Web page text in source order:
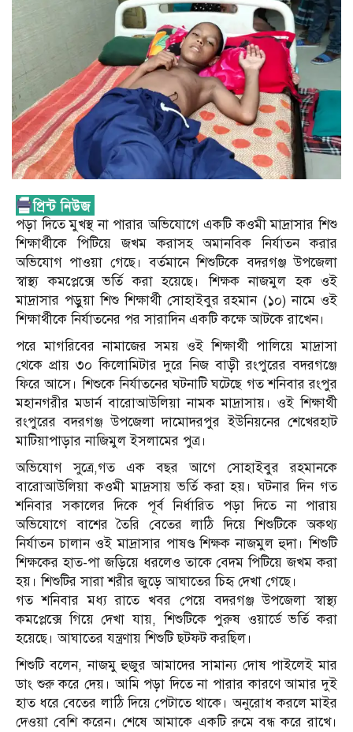
পড়া দিতে মুখস্থ না পারার অভিযোগে একটি কওমী মাদ্রাসার শিশু
শিক্ষার্থীকে পিটিয়ে জখম করাসহ অমানবিক নির্যাতন করার
অভিযোগ পাওয়া গেছে। বর্তমানে শিশুটিকে বদরগঞ্জ উপজেলা
স্বাস্থ্য কমপ্লেক্সে ভর্তি করা হয়েছে। শিক্ষক নাজমুল হক ওই
মাদ্রাসার পড়ুয়া শিশু শিক্ষার্থী সোহাইবুর রহমান (১০) নামে ওই
শিক্ষার্থীকে নির্যাতনের পর সারাদিন একটি কক্ষে আটকে রাখেন।
পরে মাগরিবের নামাজের সময় ওই শিক্ষার্থী পালিয়ে মাদ্রাসা
থেকে প্রায় ৩০ কিলোমিটার দুরে নিজ বাড়ী রংপুরের বদরগঞ্জে
ফিরে আসে। শিশুকে নির্যাতনের ঘটনাটি ঘটেছে গত শনিবার রংপুর
মহানগরীর মডার্ন বারোআউলিয়া নামক মাদ্রাসায়। ওই শিক্ষার্থী
রংপুরের বদরগঞ্জ উপজেলা দামোদরপুর ইউনিয়নের শেখেরহাট
মাটিয়াপাড়ার নাজিমুল ইসলামের পুত্র।
অভিযোগ সুত্রে,গত এক বছর আগে সোহাইবুর রহমানকে
বারোআউলিয়া কওমী মাদ্রসায় ভর্তি করা হয়। ঘটনার দিন গত
শনিবার সকালের দিকে পূর্ব নির্ধারিত পড়া দিতে না পারায়
অভিযোগে বাশের তৈরি বেতের লাঠি দিয়ে শিশুটিকে অকথ্য
নির্যাতন চালান ওই মাদ্রাসার পাষণ্ড শিক্ষক নাজমুল হুদা। শিশুটি
শিক্ষকের হাত-পা জড়িয়ে ধরলেও তাকে বেদম পিটিয়ে জখম করা
হয়। শিশুটির সারা শরীর জুড়ে আঘাতের চিহৃ দেখা গেছে।
গত শনিবার মধ্য রাতে খবর পেয়ে বদরগঞ্জ উপজেলা স্বাস্থ্য
কমপ্লেক্সে গিয়ে দেখা যায়, শিশুটিকে পুরুষ ওয়ার্ডে ভর্তি করা
হয়েছে। আঘাতের যন্ত্রণায় শিশুটি ছটফট করছিল।
শিশুটি বলেন, নাজমু হুজুর আমাদের সামান্য দোষ পাইলেই মার
ডাং শুরু করে দেয়। আমি পড়া দিতে না পারার কারণে আমার দুই
হাত ধরে বেতের লাঠি দিয়ে পেটাতে থাকে। অনুরোধ করলে মাইর
দেওয়া বেশি করেন। শেষে আমাকে একটি রুমে বন্ধ করে রাখে।